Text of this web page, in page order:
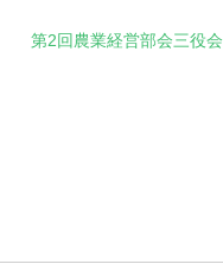
第2回農業経営部会三役会